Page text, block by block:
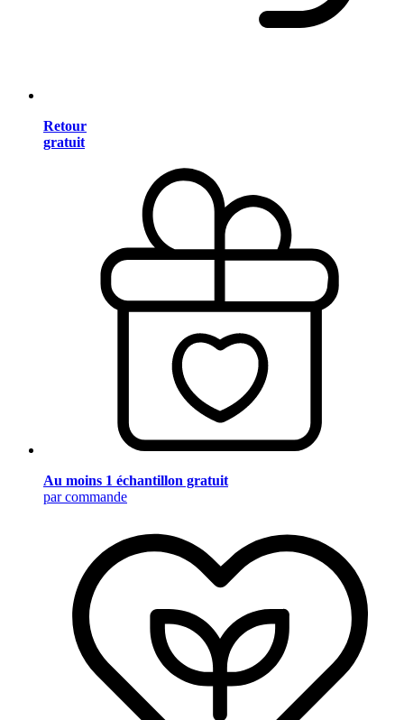
Retour
gratuit
Au moins 1 échantillon gratuit
par commande